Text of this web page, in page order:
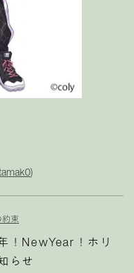
)
束
！NewYear！ホリ
らせ